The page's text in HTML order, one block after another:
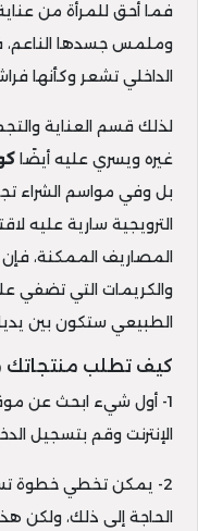
فما أحق للمرأة من
وملمس جسدها الناعم،
الداخلي تشعر وكأنها
لذلك قسم العناية
غيره ويسري عليه أيضًا
بل وفي مواسم الشراء
الترويجية سارية عليه
المصاريف الممكنة، فإن
والكريمات التي تضفي
الطبيعي ستكون بين يديك
كيف تطلب منتجاتك
1- أول شيء ابحث عن
الإنترنت وقم بتسجيل
2- يمكن تخطي خطوة
الحاجة إلى ذلك، ولكن